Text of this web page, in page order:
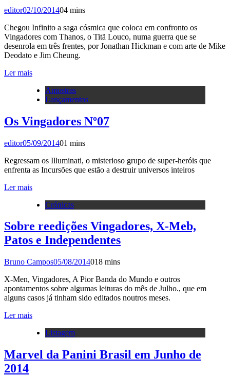
editor02/10/201404 mins
Chegou Infinito a saga cósmica que coloca em confronto os
Vingadores com Thanos, o Titã Louco, numa guerra que se
desenrola em três frentes, por Jonathan Hickman e com arte de Mike
Deodato e Jim Cheung.
Ler mais
Amostras
Lançamentos
Os Vingadores Nº07
editor05/09/201401 mins
Regressam os Illuminati, o misterioso grupo de super-heróis que
enfrenta as Incursões que estão a destruir universos inteiros
Ler mais
Crónicas
Sobre reedições Vingadores, X-Meb,
Patos e Independentes
Bruno Campos05/08/2014018 mins
X-Men, Vingadores, A Pior Banda do Mundo e outros
apontamentos sobre algumas leituras do mês de Julho., que em
alguns casos já tinham sido editados noutros meses.
Ler mais
Listagem
Marvel da Panini Brasil em Junho de
2014